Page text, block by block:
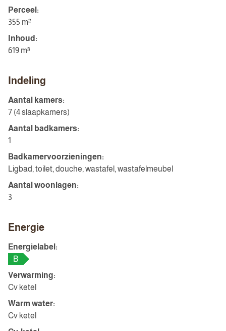
Perceel:
355 m²
Inhoud:
619 m³
Indeling
Aantal kamers:
7 (4 slaapkamers)
Aantal badkamers:
1
Badkamervoorzieningen:
Ligbad, toilet, douche, wastafel, wastafelmeubel
Aantal woonlagen:
3
Energie
Energielabel:
B
Verwarming:
Cv ketel
Warm water:
Cv ketel